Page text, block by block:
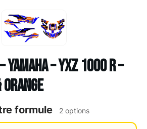
– YXZ 1000 R –
formule 2 options